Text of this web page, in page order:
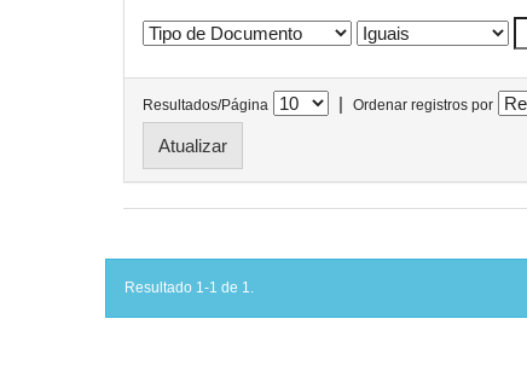
Resultados/Página | Ordenar registros por
Resultado 1-1 de 1.